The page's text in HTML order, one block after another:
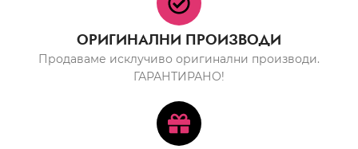
ОРИГИНАЛНИ ПРОИЗВОДИ
Продаваме исклучиво оригинални производи.
ГАРАНТИРАНО!